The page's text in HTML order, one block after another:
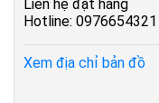
Liên hệ đặt hàng
Hotline: 0976654321
Xem địa chỉ bản đồ